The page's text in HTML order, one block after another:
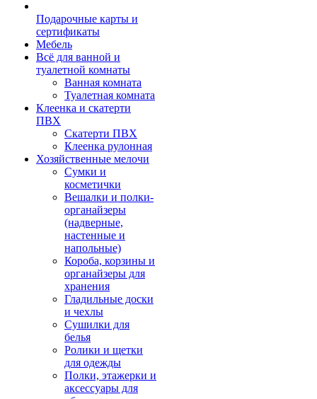
Подарочные карты и
сертификаты
Мебель
Всё для ванной и
туалетной комнаты
Ванная комната
Туалетная комната
Клеенка и скатерти
ПВХ
Скатерти ПВХ
Клеенка рулонная
Хозяйственные мелочи
Сумки и
косметички
Вешалки и полки-
органайзеры
(надверные,
настенные и
напольные)
Короба, корзины и
органайзеры для
хранения
Гладильные доски
и чехлы
Сушилки для
белья
Ролики и щетки
для одежды
Полки, этажерки и
аксессуары для